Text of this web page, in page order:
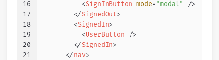
16
17
18
19
20
21
<SignInButton mode="modal" />
</SignedOut>
<SignedIn>
<UserButton />
</SignedIn>
</nav>